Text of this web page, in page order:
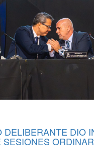
DELIBERANTE DIO
SESIONES